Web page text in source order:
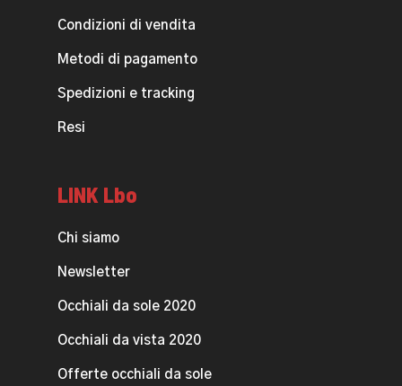
Condizioni di vendita
Metodi di pagamento
Spedizioni e tracking
Resi
LINK Lbo
Chi siamo
Newsletter
Occhiali da sole 2020
Occhiali da vista 2020
Offerte occhiali da sole